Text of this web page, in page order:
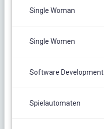
Single Woman
Single Women
Software Development
Spielautomaten